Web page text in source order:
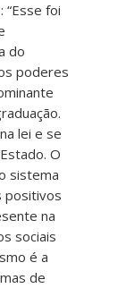
foi
do
poderes
lei e se
O
sistema
positivos
na
sociais
é a
de